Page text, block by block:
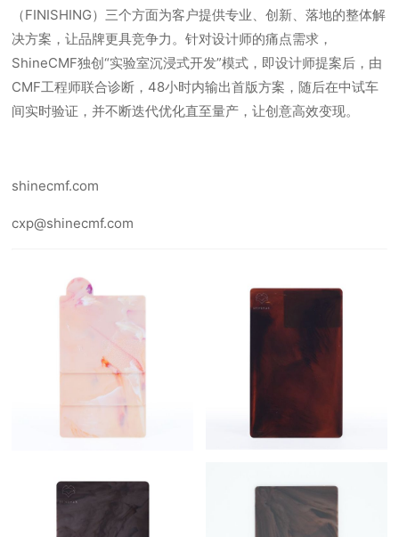
（FINISHING）三个方面为客户提供专业、创新、落地的整体解
决方案，让品牌更具竞争力。针对设计师的痛点需求，
ShineCMF独创“实验室沉浸式开发”模式，即设计师提案后，由
CMF工程师联合诊断，48小时内输出首版方案，随后在中试车
间实时验证，并不断迭代优化直至量产，让创意高效变现。
shinecmf.com
cxp@shinecmf.com